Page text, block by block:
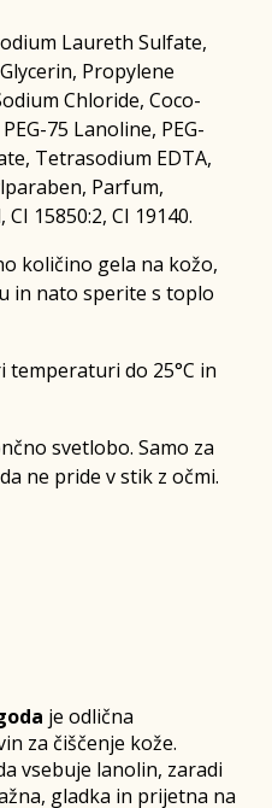
Laureth Sulfate,
Propylene
Chloride, Coco-
75 Lanoline, PEG-
Tetrasodium EDTA,
Parfum,
15850:2, CI 19140.
količino gela na kožo,
in nato sperite s toplo
temperaturi do 25°C in
svetlobo. Samo za
ne pride v stik z očmi.
je odlična
za čiščenje kože.
vsebuje lanolin, zaradi
gladka in prijetna na